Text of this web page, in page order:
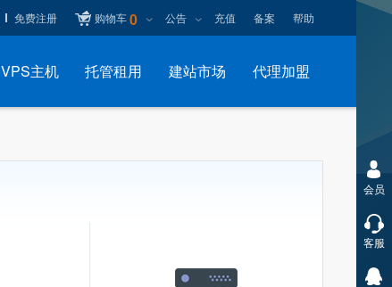
免费注册 购物车0 公告 充值 备案 帮助
VPS主机 托管租用 建站市场 代理加盟
会员
客服